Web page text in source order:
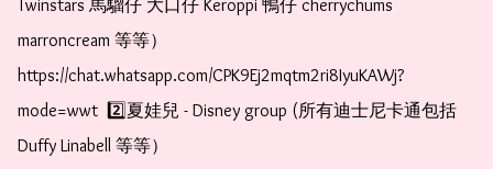
Twinstars 馬騮仔 大口仔 Keroppi 鴨仔 cherrychums
marroncream 等等）
https://chat.whatsapp.com/CPK9Ej2mqtm2ri8IyuKAWj?
mode=wwt  2️⃣夏娃兒 - Disney group (所有迪士尼卡通包括
Duffy Linabell 等等）